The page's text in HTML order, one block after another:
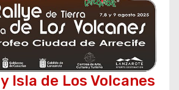
Isla de Los Volcanes